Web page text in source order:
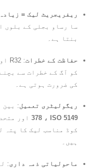
ریفریجریٹ لیک =
سا رساو بجلی کے بلوں
بنتا ہے۔
حفاظت کے خطرات
کو آگ کے خطرات سے
کی ضرورت ہوتی ہے۔
ریگولیٹری تعمیل: بین
378 ، ISO 5149اور
کوڈ مناسب لیک کا پتہ
ہیں۔
ماحولیاتی ذمہ داری